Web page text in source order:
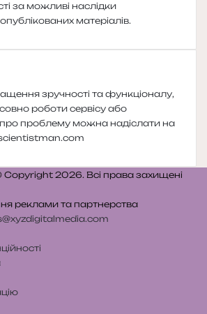
за можливі наслідки
матеріалів.
зручності та функціоналу,
роботи сервісу або
проблему можна надіслати на
2026. Всі права захищені
реклами та партнерства